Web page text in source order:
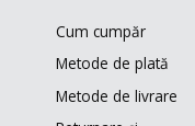
Cum cumpăr
Metode de plată
Metode de livrare